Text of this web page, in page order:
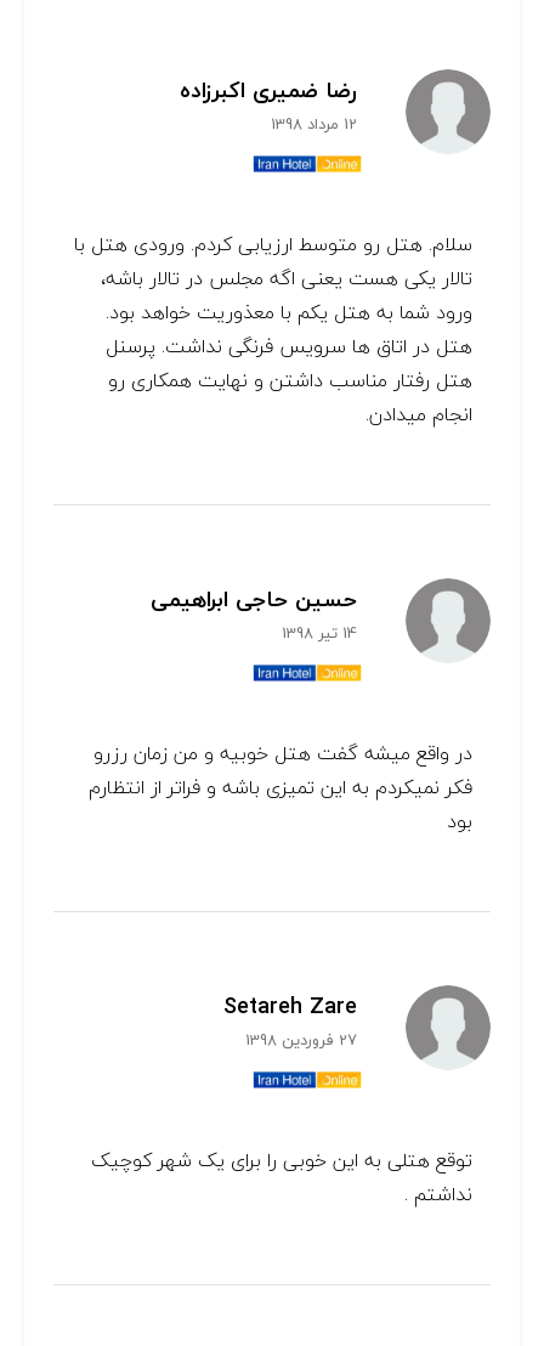
رضا ضمیری اکبرزاده
12 مرداد 1398
سلام. هتل رو متوسط ارزیابی کردم. ورودی هتل با
تالار یکی هست یعنی اگه مجلس در تالار باشه،
ورود شما به هتل یکم با معذوریت خواهد بود.
هتل در اتاق ها سرویس فرنگی نداشت. پرسنل
هتل رفتار مناسب داشتن و نهایت همکاری رو
انجام میدادن.
حسین حاجی ابراهیمی
14 تیر 1398
در واقع میشه گفت هتل خوبیه و من زمان رزرو
فکر نمیکردم به این تمیزی باشه و فراتر از انتظارم
بود
Setareh Zare
27 فروردین 1398
توقع هتلی به این خوبی را برای یک شهر کوچیک
نداشتم .